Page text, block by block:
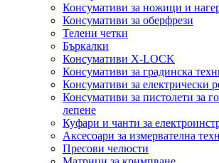
Консумативи за ножици и
Консумативи за оберфрези
Телени четки
Бъркалки
Консумативи X-LOCK
Консумативи за градинска
Консумативи за електрически
Консумативи за пистолети за
лепене
Куфари и чанти за
Аксесоари за измервателна
Пресови челюсти